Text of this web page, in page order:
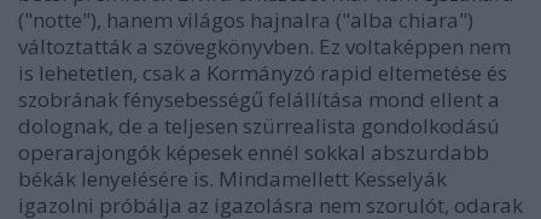
("notte"), hanem világos hajnalra ("alba chiara")
változtatták a szövegkönyvben. Ez voltaképpen nem
is lehetetlen, csak a Kormányzó rapid eltemetése és
szobrának fénysebességű felállítása mond ellent a
dolognak, de a teljesen szürrealista gondolkodású
operarajongók képesek ennél sokkal abszurdabb
békák lenyelésére is. Mindamellett Kesselyák
igazolni próbálja az igazolásra nem szorulót, odarak